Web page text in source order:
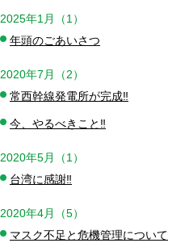
2025年1月（1）
年頭のごあいさつ
2020年7月（2）
常西幹線発電所が完成‼️
今、やるべきこと‼️
2020年5月（1）
台湾に感謝‼️
2020年4月（5）
マスク不足と危機管理について